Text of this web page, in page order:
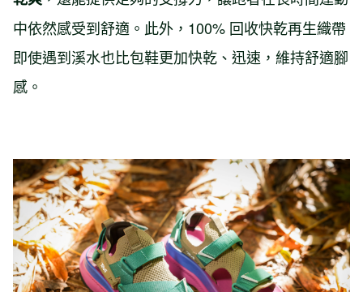
中依然感受到舒適。此外，100% 回收快乾再生織帶
即使遇到溪水也比包鞋更加快乾、迅速，維持舒適腳
感。